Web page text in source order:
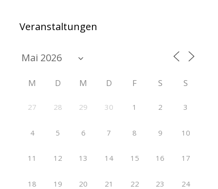
Veranstaltungen
M D M D F S S
27 28 29 30 1 2 3
4 5 6 7 8 9 10
11 12 13 14 15 16 17
18 19 20 21 22 23 24